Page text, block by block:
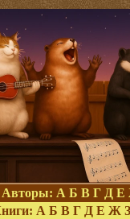
Авторы: А Б В Г Д Е
А Б В Г Д Е Ж З